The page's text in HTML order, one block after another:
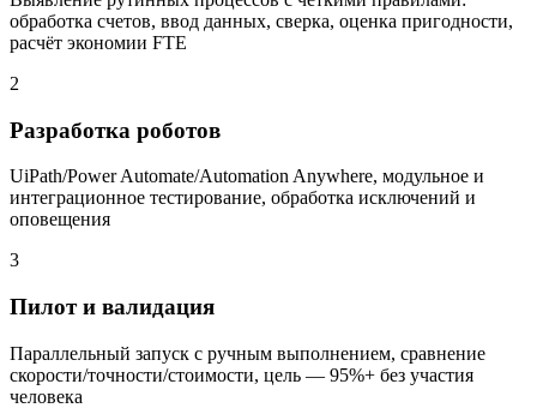
обработка счетов, ввод данных, сверка, оценка пригодности,
расчёт экономии FTE
2
Разработка роботов
UiPath/Power Automate/Automation Anywhere, модульное и
интеграционное тестирование, обработка исключений и
оповещения
3
Пилот и валидация
Параллельный запуск с ручным выполнением, сравнение
скорости/точности/стоимости, цель — 95%+ без участия
человека